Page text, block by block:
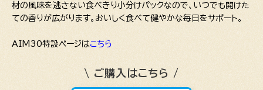
材の風味を逃さない食べきり小分けパックなので、いつでも開けた
ての香りが広がります。おいしく食べて健やかな毎日をサポート。
AIM30特設ページはこちら
\ ご購入はこちら /